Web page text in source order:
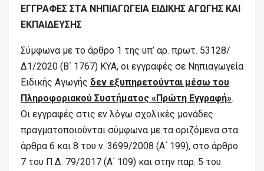
ΕΓΓΡΑΦΕΣ ΣΤΑ ΝΗΠΙΑΓΩΓΕΙΑ ΕΙΔΙΚΗΣ ΑΓΩΓΗΣ ΚΑΙ
ΕΚΠΑΙΔΕΥΣΗΣ
Σύμφωνα με το άρθρο 1 της υπ’ αρ. πρωτ. 53128/
Δ1/2020 (Β΄ 1767) ΚΥΑ, οι εγγραφές σε Νηπιαγωγεία
Ειδικής Αγωγής δεν εξυπηρετούνται μέσω του
Πληροφοριακού Συστήματος «Πρώτη Εγγραφή».
Οι εγγραφές στις εν λόγω σχολικές μονάδες
πραγματοποιούνται σύμφωνα με τα οριζόμενα στα
άρθρα 6 και 8 του ν. 3699/2008 (Α΄ 199), στο άρθρο
7 του Π.Δ. 79/2017 (Α΄ 109) και στην παρ. 5 του